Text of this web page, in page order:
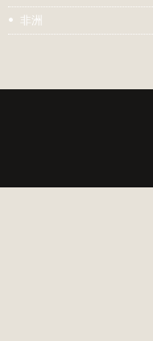
非洲